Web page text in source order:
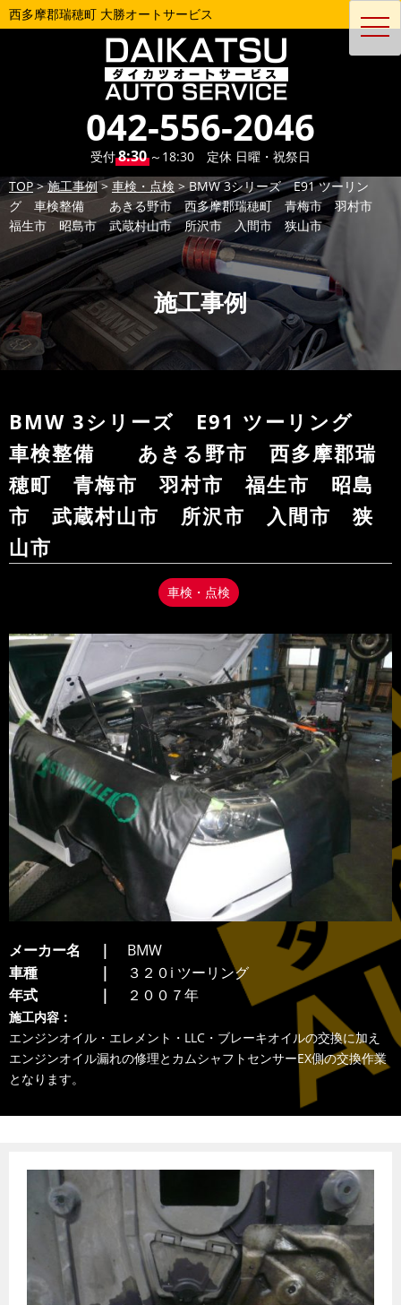
西多摩郡瑞穂町 大勝オートサービス
042-556-2046
受付8:30 ～18:30 定休 日曜・祝祭日
TOP>施工事例>車検・点検 >BMW 3シリーズ E91 ツーリン
グ 車検整備 あきる野市 西多摩郡瑞穂町 青梅市 羽村市
福生市 昭島市 武蔵村山市 所沢市 入間市 狭山市
施工事例
BMW 3シリーズ E91 ツーリング
車検整備 あきる野市 西多摩郡瑞
穂町 青梅市 羽村市 福生市 昭島
市 武蔵村山市 所沢市 入間市 狭
山市
車検・点検
メーカー名
BMW
車種
３２０i ツーリング
年式
２００７年
施工内容：
エンジンオイル・エレメント・LLC・ブレーキオイルの交換に加え
エンジンオイル漏れの修理とカムシャフトセンサーEX側の交換作業
となります。